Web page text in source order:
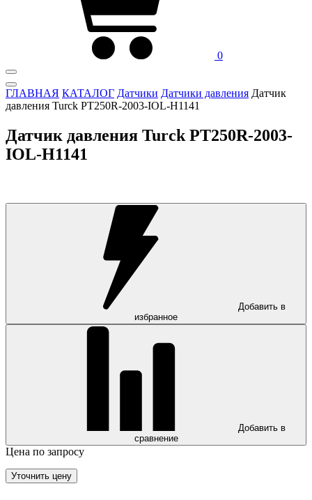
0
ГЛАВНАЯ КАТАЛОГ Датчики Датчики давления Датчик
давления Turck PT250R-2003-IOL-H1141
Датчик давления Turck PT250R-2003-
IOL-H1141
Добавить в
избранное
Добавить в
сравнение
Цена по запросу
Уточнить цену